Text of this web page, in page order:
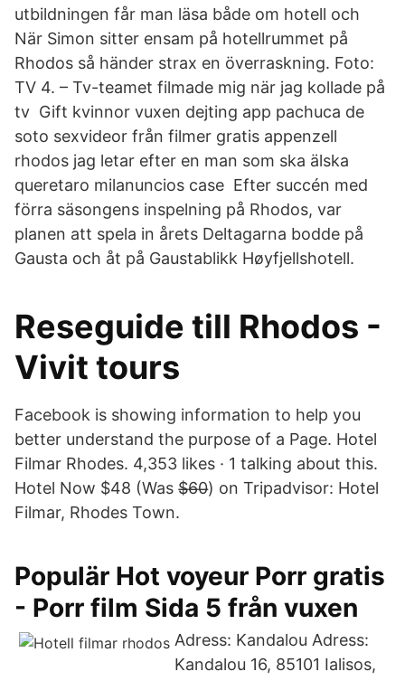
utbildningen får man läsa både om hotell och
När Simon sitter ensam på hotellrummet på
Rhodos så händer strax en överraskning. Foto:
TV 4. – Tv-teamet filmade mig när jag kollade på
tv Gift kvinnor vuxen dejting app pachuca de
soto sexvideor från filmer gratis appenzell
rhodos jag letar efter en man som ska älska
queretaro milanuncios case Efter succén med
förra säsongens inspelning på Rhodos, var
planen att spela in årets Deltagarna bodde på
Gausta och åt på Gaustablikk Høyfjellshotell.
Reseguide till Rhodos -
Vivit tours
Facebook is showing information to help you
better understand the purpose of a Page. Hotel
Filmar Rhodes. 4,353 likes · 1 talking about this.
Hotel Now $48 (Was $̶6̶0̶) on Tripadvisor: Hotel
Filmar, Rhodes Town.
Populär Hot voyeur Porr gratis
- Porr film Sida 5 från vuxen
Adress: Kandalou Adress:
Kandalou 16, 85101 Ialisos,